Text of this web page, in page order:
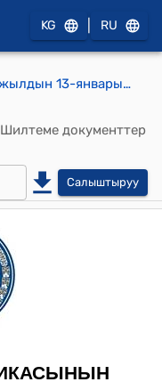
KG RU
КР Өкмөтүнүн 2012-жылдын 13-январындагы № 9-б (Кыргыз Республикасынын Өкмөту менен Эл аралык Кызыл крест комитетинин (ЭККК) ортосундагы ЭКККнын Кыргыз Республикасындагы статусу, артыкчылыктары жана иммунитеттери жөнүндө 2004-жылдын 7-октябрындагы Макулдашууга езгөртүүлөрдү киргизүү тууралуу протоколдун долбоору жактыруу боюнча) буйругу
Шилтеме документтер
Салыштыруу